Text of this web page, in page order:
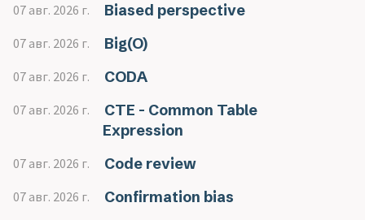
07 авг. 2026 г. Biased perspective
07 авг. 2026 г. Big(O)
07 авг. 2026 г. CODA
07 авг. 2026 г.
CTE - Common Table
Expression
07 авг. 2026 г. Code review
07 авг. 2026 г. Confirmation bias